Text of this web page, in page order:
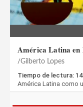
América Latina en
Gilberto Lopes
Tiempo de lectura:
América Latina como